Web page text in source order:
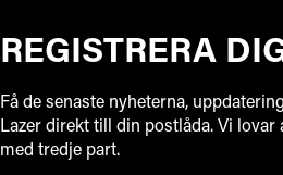
REGISTRERA
Få de senaste nyheterna,
Lazer direkt till din postlåda. Vi
med tredje part.